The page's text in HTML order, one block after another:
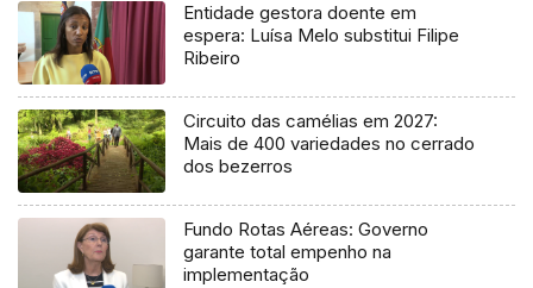
Entidade gestora doente em
espera: Luísa Melo substitui Filipe
Ribeiro
Circuito das camélias em 2027:
Mais de 400 variedades no cerrado
dos bezerros
Fundo Rotas Aéreas: Governo
garante total empenho na
implementação